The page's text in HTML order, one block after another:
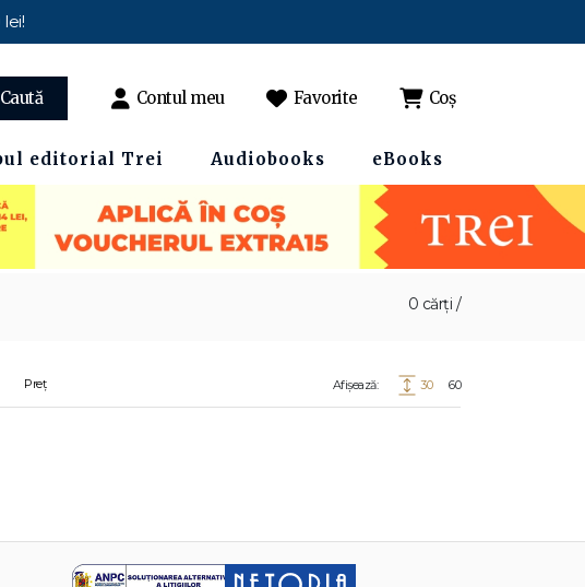
Caută Contul meu Favorite Coș
editorial Trei Audiobooks eBooks
0 cărți /
Preț Afișează: 30 60